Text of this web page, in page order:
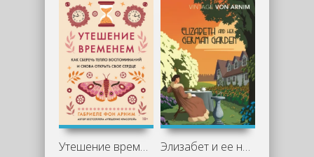
Утешение временем. Как сберечь тепло Элизабет и ее немецкий сад - Элизабет